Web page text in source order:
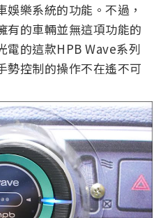
樂系統的功能。不過，
有的車輛並無這項功能的
電的這款HPB Wave系列
勢控制的操作不在遙不可